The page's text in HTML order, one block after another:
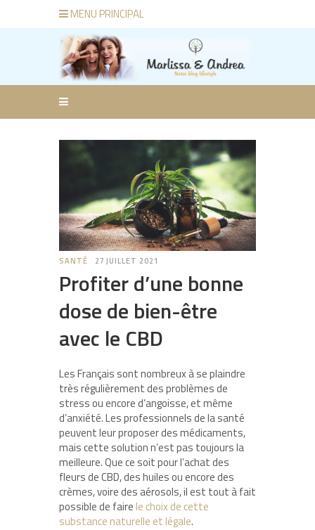
MENU PRINCIPAL
SANTÉ 27 JUILLET 2021
Profiter d’une bonne
dose de bien-être
avec le CBD
Les Français sont nombreux à se plaindre
très régulièrement des problèmes de
stress ou encore d’angoisse, et même
d’anxiété. Les professionnels de la santé
peuvent leur proposer des médicaments,
mais cette solution n’est pas toujours la
meilleure. Que ce soit pour l’achat des
fleurs de CBD, des huiles ou encore des
crèmes, voire des aérosols, il est tout à fait
possible de faire le choix de cette
substance naturelle et légale.